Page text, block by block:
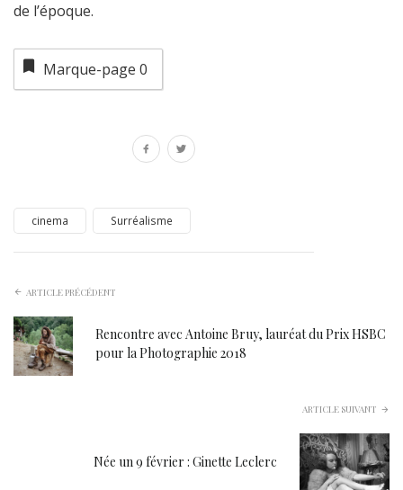
de l’époque.
Marque-page 0
cinema Surréalisme
ARTICLE PRÉCÉDENT
Rencontre avec Antoine Bruy, lauréat du Prix HSBC
pour la Photographie 2018
ARTICLE SUIVANT
Née un 9 février : Ginette Leclerc